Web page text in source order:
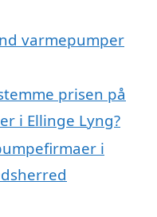
varmepumper
prisen på
i Ellinge Lyng?
i